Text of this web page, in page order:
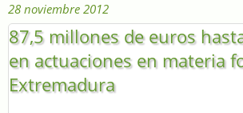
28 noviembre 2012
87,5 millones de euros
en actuaciones en materia
Extremadura